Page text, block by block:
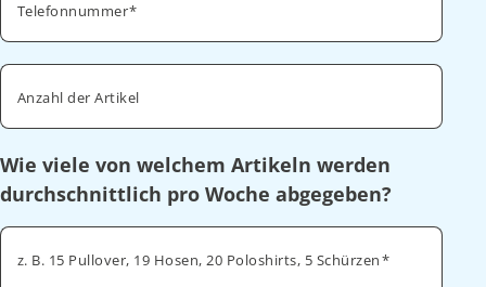
Telefonnummer
Anzahl der Artikel
Wie viele von welchem Artikeln werden
durchschnittlich pro Woche abgegeben?
z. B. 15 Pullover, 19 Hosen, 20 Poloshirts, 5 Schürzen